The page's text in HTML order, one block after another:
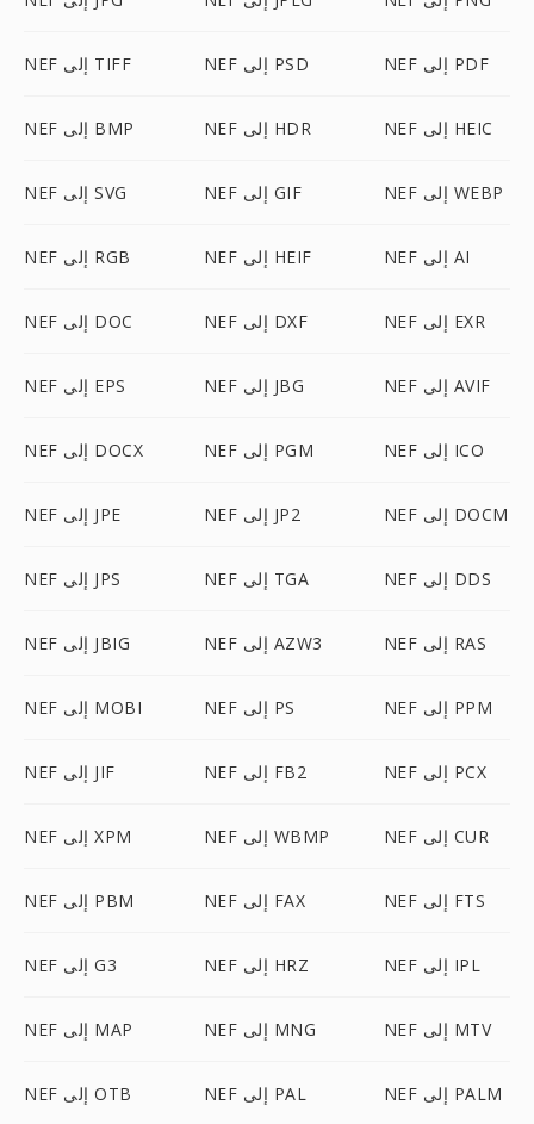
NEF إلى TIFF NEF إلى PSD NEF إلى PDF
NEF إلى BMP NEF إلى HDR NEF إلى HEIC
NEF إلى SVG NEF إلى GIF NEF إلى WEBP
NEF إلى RGB NEF إلى HEIF NEF إلى AI
NEF إلى DOC NEF إلى DXF NEF إلى EXR
NEF إلى EPS NEF إلى JBG NEF إلى AVIF
NEF إلى DOCX NEF إلى PGM NEF إلى ICO
NEF إلى JPE NEF إلى JP2 NEF إلى DOCM
NEF إلى JPS NEF إلى TGA NEF إلى DDS
NEF إلى JBIG NEF إلى AZW3 NEF إلى RAS
NEF إلى MOBI NEF إلى PS NEF إلى PPM
NEF إلى JIF NEF إلى FB2 NEF إلى PCX
NEF إلى XPM NEF إلى WBMP NEF إلى CUR
NEF إلى PBM NEF إلى FAX NEF إلى FTS
NEF إلى G3 NEF إلى HRZ NEF إلى IPL
NEF إلى MAP NEF إلى MNG NEF إلى MTV
NEF إلى OTB NEF إلى PAL NEF إلى PALM